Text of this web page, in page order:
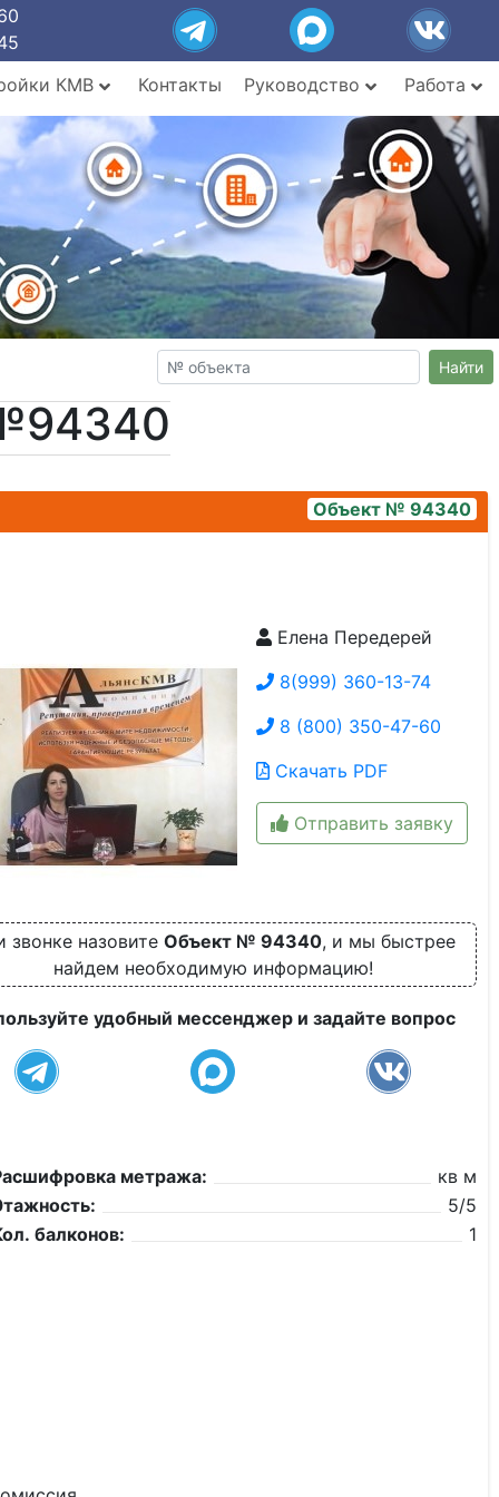
КМВ
Контакты Руководство Работа
Найти
Объект № 94340
img_20241009_170725Елена Передерей
8(999) 360-13-74
8 (800) 350-47-60
Скачать PDF
Отправить заявку
звонке назовите Объект № 94340, и мы быстрее
найдем необходимую информацию!
удобный мессенджер и задайте вопрос
метража:
кв м
5/5
балконов:
1